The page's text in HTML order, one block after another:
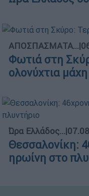
ΑΠΟΣΠΑΣΜΑΤΑ...|
Φωτιά στη
ολονύχτια μάχη
Ώρα Ελλάδος...|
Θεσσαλονίκη:
ηρωίνη στο